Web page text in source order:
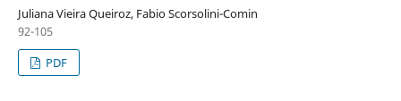
Juliana Vieira Queiroz, Fabio Scorsolini-Comin
92-105
PDF